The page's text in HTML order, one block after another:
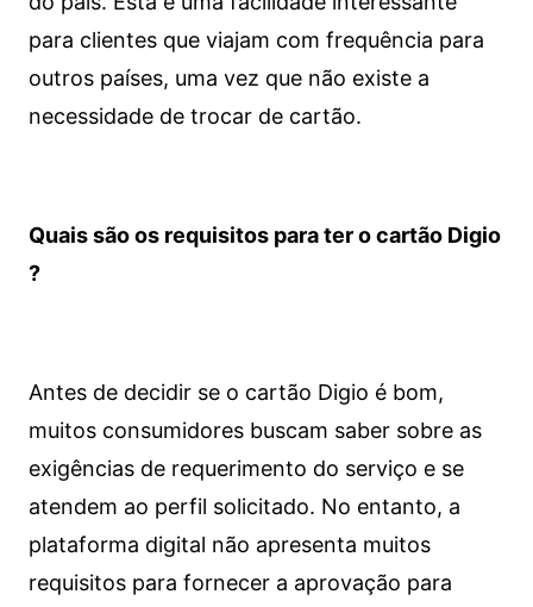
para clientes que viajam com frequência para
outros países, uma vez que não existe a
necessidade de trocar de cartão.
Quais são os requisitos para ter o cartão Digio
?
Antes de decidir se o cartão Digio é bom,
muitos consumidores buscam saber sobre as
exigências de requerimento do serviço e se
atendem ao perfil solicitado. No entanto, a
plataforma digital não apresenta muitos
requisitos para fornecer a aprovação para